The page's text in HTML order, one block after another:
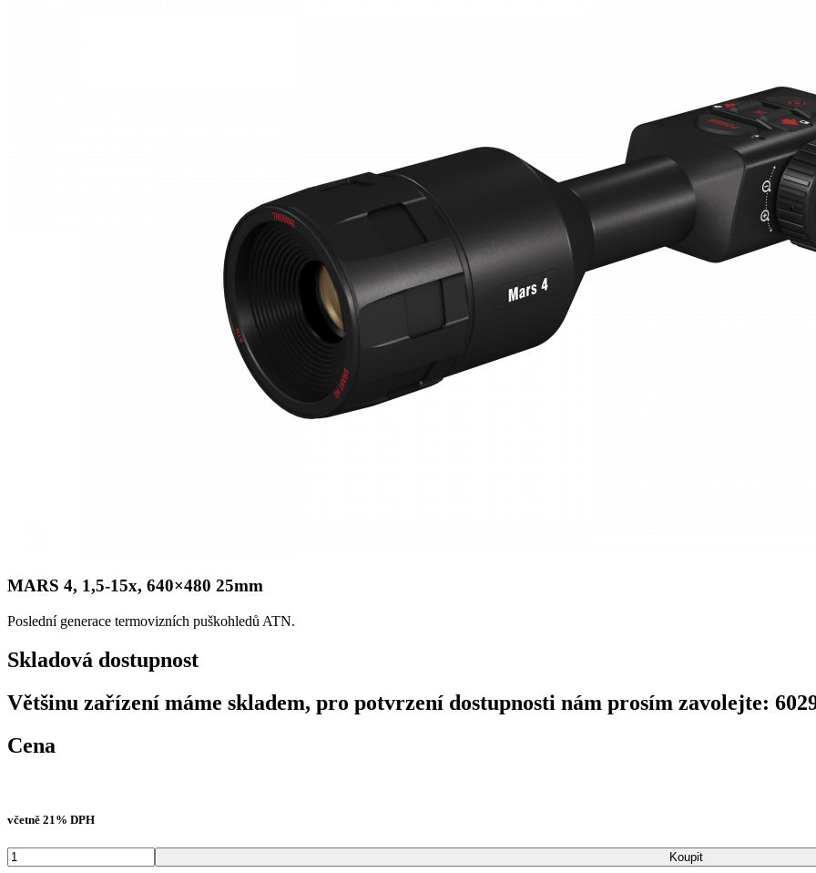
MARS 4, 1,5-15x, 640×480 25mm
Poslední generace termovizních puškohledů ATN.
Skladová dostupnost
Většinu zařízení máme skladem, pro potvrzení dostupnosti nám prosím zavolejte:
Cena
byla:
970 Kč
je:
976 Kč
včetně 21% DPH
MARS
Koupit